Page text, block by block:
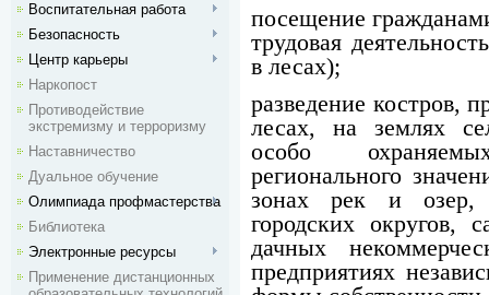
Воспитательная работа
Безопасность
Центр карьеры
Наркопост
Противодействие
экстремизму и терроризму
Наставничество
Дуальное обучение
Олимпиада профмастерства
Библиотека
Электронные ресурсы
Применение дистанционных
посещение
трудовая
в лесах);
разведение костров,
лесах, на землях
особо
регионального
зонах рек и озер,
городских округов,
дачных
предприятиях